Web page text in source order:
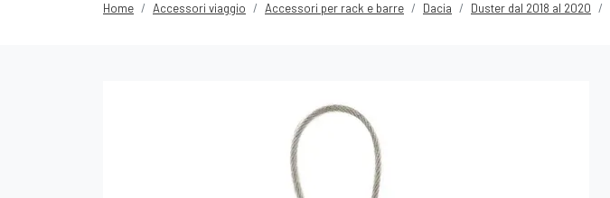
Home Accessori viaggio Accessori per rack e barre Dacia Duster dal 2018 al 2020